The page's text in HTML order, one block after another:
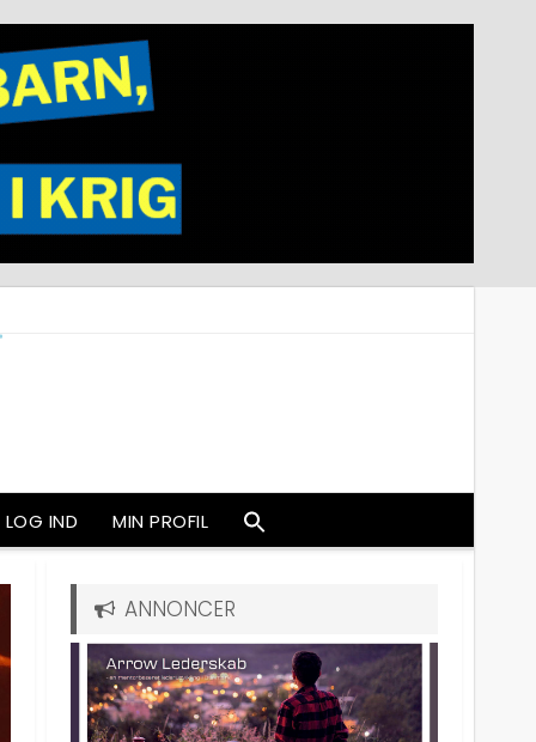
LOG IND MIN PROFIL
ANNONCER